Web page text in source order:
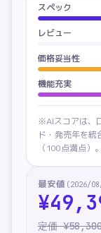
スペック
レビュー
価格妥当性
機能充実
※AIスコアは、
ド・発売年を
（100点満点）。
最安値 (2026/
¥
定価 ¥